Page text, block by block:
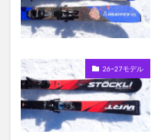
26ｰ27モデル